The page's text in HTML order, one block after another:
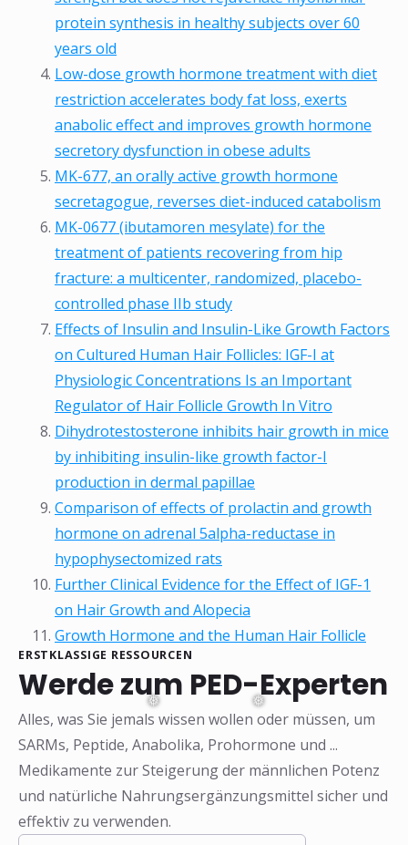
protein synthesis in healthy subjects over 60
years old
Low-dose growth hormone treatment with diet
restriction accelerates body fat loss, exerts
anabolic effect and improves growth hormone
secretory dysfunction in obese adults
MK-677, an orally active growth hormone
secretagogue, reverses diet-induced catabolism
MK-0677 (ibutamoren mesylate) for the
treatment of patients recovering from hip
fracture: a multicenter, randomized, placebo-
controlled phase IIb study
Effects of Insulin and Insulin-Like Growth Factors
on Cultured Human Hair Follicles: IGF-I at
Physiologic Concentrations Is an Important
Regulator of Hair Follicle Growth In Vitro
Dihydrotestosterone inhibits hair growth in mice
by inhibiting insulin-like growth factor-I
production in dermal papillae
Comparison of effects of prolactin and growth
hormone on adrenal 5alpha-reductase in
hypophysectomized rats
Further Clinical Evidence for the Effect of IGF-1
on Hair Growth and Alopecia
Growth Hormone and the Human Hair Follicle
ERSTKLASSIGE RESSOURCEN
Werde zum PED-Experten
Alles, was Sie jemals wissen wollen oder müssen, um
SARMs, Peptide, Anabolika, Prohormone und ...
Medikamente zur Steigerung der männlichen Potenz
und natürliche Nahrungsergänzungsmittel sicher und
effektiv zu verwenden.